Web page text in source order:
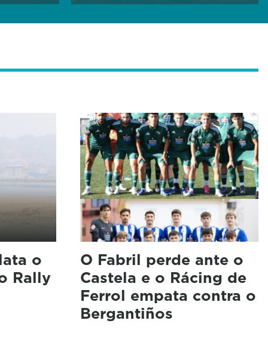
o
Rally
O Fabril perde ante o
Castela e o Rácing de
Ferrol empata contra o
Bergantiños